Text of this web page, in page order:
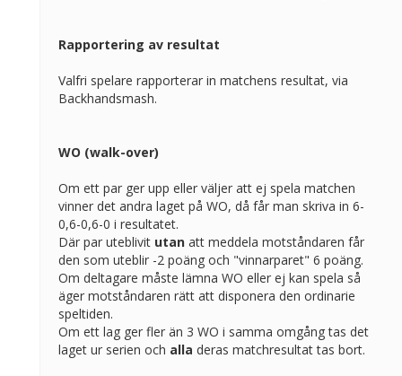
Rapportering av resultat
Valfri spelare rapporterar in matchens resultat, via
Backhandsmash.
WO (walk-over)
Om ett par ger upp eller väljer att ej spela matchen
vinner det andra laget på WO, då får man skriva in 6-
0,6-0,6-0 i resultatet.
Där par uteblivit utan att meddela motståndaren får
den som uteblir -2 poäng och "vinnarparet" 6 poäng.
Om deltagare måste lämna WO eller ej kan spela så
äger motståndaren rätt att disponera den ordinarie
speltiden.
Om ett lag ger fler än 3 WO i samma omgång tas det
laget ur serien och alla deras matchresultat tas bort.